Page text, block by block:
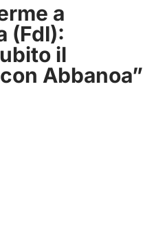
a
(FdI):
il
Abbanoa”